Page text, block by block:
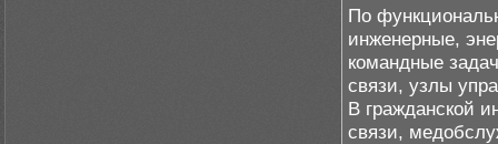
По
инженерные,
командные
связи, узлы
В гражданской
связи,